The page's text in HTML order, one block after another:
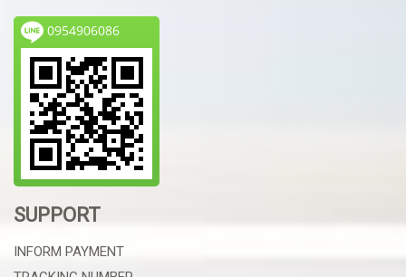
0954906086
SUPPORT
INFORM PAYMENT